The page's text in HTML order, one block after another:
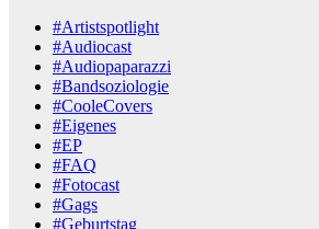
#Artistspotlight
#Audiocast
#Audiopaparazzi
#Bandsoziologie
#CooleCovers
#Eigenes
#EP
#FAQ
#Fotocast
#Gags
#Geburtstag